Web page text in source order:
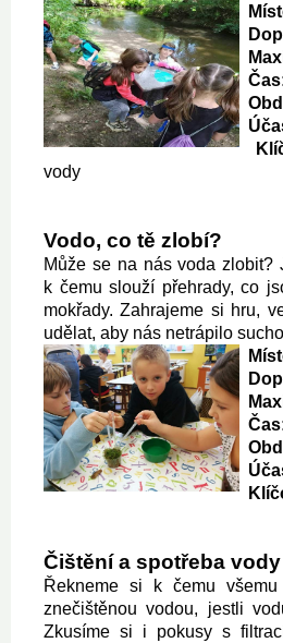
vody
Vodo, co tě zlobí?
Může se na nás voda zlobit?
k čemu slouží přehrady, co
mokřady. Zahrajeme si hru,
udělat, aby nás netrápilo
Čištění a spotřeba vody
Řekneme si k čemu
znečištěnou vodou, jestli
Zkusíme si i pokusy s